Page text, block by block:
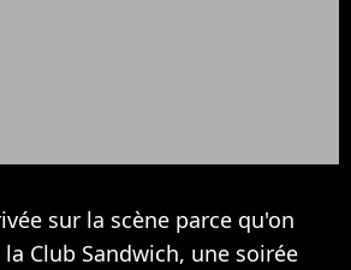
sur la scène parce qu'on
Club Sandwich, une soirée